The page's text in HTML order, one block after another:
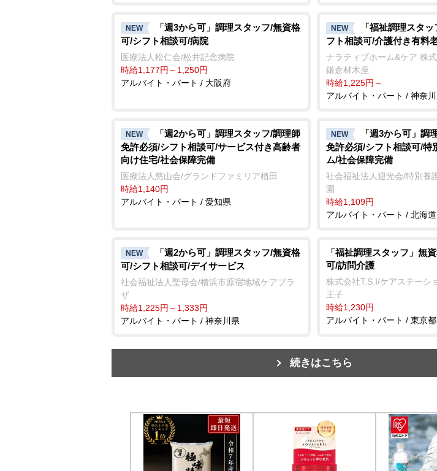
NEW
「週3から可」調理スタッフ/無資格
可/シフト相談可/病院
医療法人松仁会/松井記念病院
時給1,177円～1,250円
アルバイト・パート / 大阪府
NEW
「福祉調理スタ
フト相談可/介護付き有料
ナラティブホーム&ケア 株
鎌倉材木座
時給1,225円～
アルバイト・パート / 神奈
NEW
「週2から可」調理スタッフ/調理師
免許必須/シフト相談可/サービス付き高齢者
向け住宅/社会保障完備
医療法人悠山会/グランドファミリア植田
時給1,140円
アルバイト・パート / 愛知県
NEW
「週3から可」調
免許必須/シフト相談可/特
ム/社会保障完備
社会福祉法人迎光会/特別養
園
時給1,109円
アルバイト・パート / 北海道
NEW
「週2から可」調理スタッフ/無資格
可/シフト相談可/デイサービス
社会福祉法人聖母会/横浜市原宿地域ケアプラ
ザ
時給1,225円～1,333円
アルバイト・パート / 神奈川県
「福祉調理スタッフ」無
可/訪問介護
株式会社T.S.I/ケアステーシ
王子
時給1,230円
アルバイト・パート / 東京都
続きはこちら